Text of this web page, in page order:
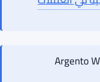
الجلوس في الغرفة
وتقديم الحجة لسياسات
فعل. لكن التأثير